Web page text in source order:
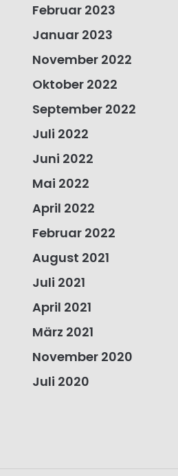
Februar 2023
Januar 2023
November 2022
Oktober 2022
September 2022
Juli 2022
Juni 2022
Mai 2022
April 2022
Februar 2022
August 2021
Juli 2021
April 2021
März 2021
November 2020
Juli 2020